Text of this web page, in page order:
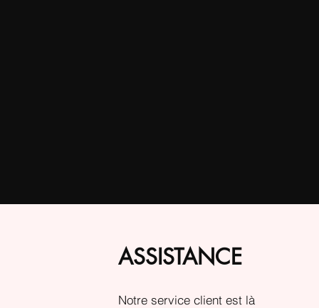
ASSISTANCE
Notre service client est là